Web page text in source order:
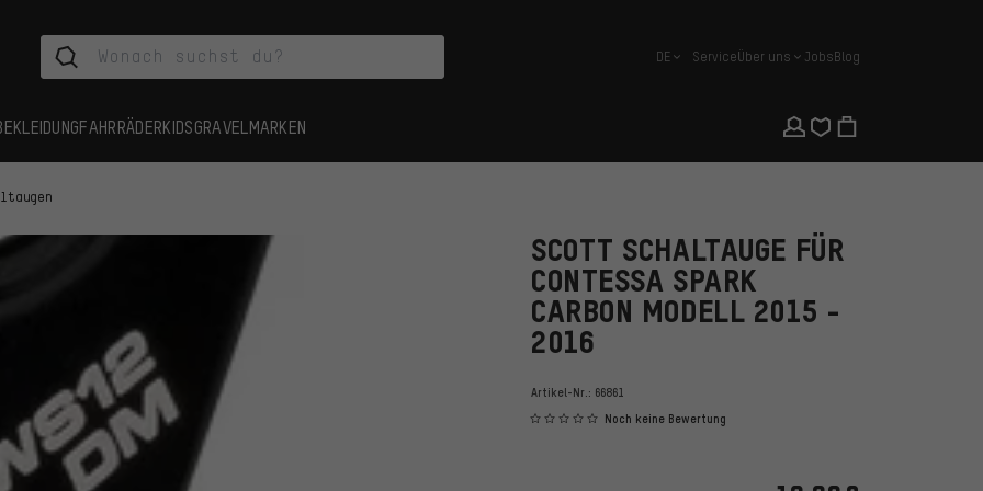
Deutsch
DE ServiceÜber uns JobsBlog
FAHRRÄDERKIDSGRAVEL MARKEN
SCOTT SCHALTAUGE FÜR
CONTESSA SPARK
CARBON MODELL 2015 -
2016
Artikel-Nr.: 66861
Noch keine Bewertung